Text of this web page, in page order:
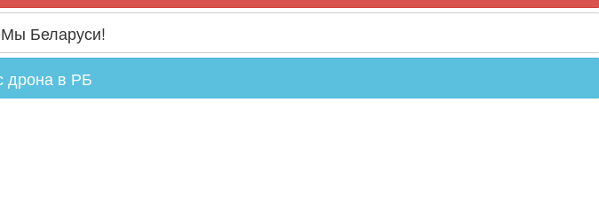
Беларуси!
дрона в РБ